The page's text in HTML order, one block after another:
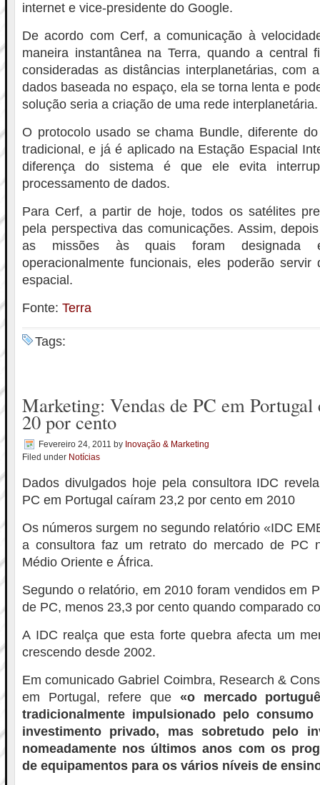
internet e vice-presidente do Google.
De acordo com Cerf, a comunicação à
maneira instantânea na Terra, quando a central
consideradas as distâncias interplanetárias, com
dados baseada no espaço, ela se torna lenta e
solução seria a criação de uma rede interplanetária.
O protocolo usado se chama Bundle, diferente
tradicional, e já é aplicado na Estação Espacial
diferença do sistema é que ele evita
processamento de dados.
Para Cerf, a partir de hoje, todos os satélites
pela perspectiva das comunicações. Assim,
as missões às quais foram designada
operacionalmente funcionais, eles poderão
espacial.
Fonte: Terra
Tags:
Marketing: Vendas de PC em Portugal
20 por cento
Fevereiro 24, 2011 by Inovação & Marketing
Filed under Notícias
Dados divulgados hoje pela consultora IDC
PC em Portugal caíram 23,2 por cento em 2010
Os números surgem no segundo relatório «IDC
a consultora faz um retrato do mercado de PC
Médio Oriente e África.
Segundo o relatório, em 2010 foram vendidos em
de PC, menos 23,3 por cento quando comparado
A IDC realça que esta forte quebra afecta um
crescendo desde 2002.
Em comunicado Gabriel Coimbra, Research &
em Portugal, refere que «o mercado
tradicionalmente impulsionado pelo
investimento privado, mas sobretudo pelo
nomeadamente nos últimos anos com os
de equipamentos para os vários níveis de